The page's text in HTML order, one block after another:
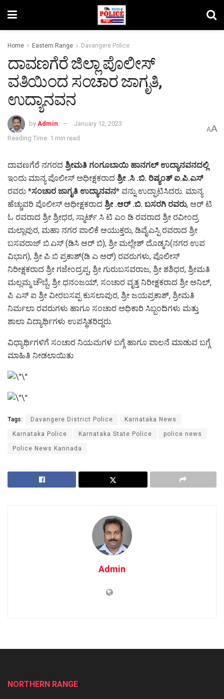
Home Eastern Range Davangere Police
ದಾವಣಗೆರೆ ಜಿಲ್ಲಾ ಪೊಲೀಸ್
ವತಿಯಿಂದ ಸಂಚಾರ ಜಾಗೃತಿ,
ಉದ್ಯಾನವನ
by Admin
January 12, 2023
Reading Time: 1 min read
AA
ದಾವಣಗೆರೆ ನಗರದ ಶ್ರೀಮತಿ ಗಂಗೂಬಾಯಿ ಹಾನಗಲ್ ಉದ್ಯಾನವನದಲ್ಲಿ
ಇಂದು ಮಾನ್ಯ ಪೊಲೀಸ್ ಅಧೀಕ್ಷಕರಾದ ಶ್ರೀ .ಸಿ .ಬಿ. ರಿಷ್ಯಂತ್ ಐ.ಪಿ.ಎಸ್
ರವರು *ಸಂಚಾರ ಜಾಗೃತಿ ಉದ್ಯಾನವನ* ವನ್ನು ಉದ್ಘಾಟಿಸಿದರು. ಮಾನ್ಯ
ಹೆಚ್ಚುವರಿ ಪೊಲೀಸ್ ಅಧೀಕ್ಷಕರಾದ ಶ್ರೀ .ಆರ್ .ಬಿ. ಬಸರಗಿ ರವರು, ಆರ್ ಟಿ
ಓ ರವರಾದ ಶ್ರೀ ಶ್ರೀಧರ, ಸ್ಮಾರ್ಟ್ ಸಿ ಟಿ ಎಂ ಡಿ ರವರಾದ ಶ್ರೀ ರವೀಂದ್ರ
ಮಲ್ಲಾಪುರ, ಮಹಾ ನಗರ ಪಾಲಿಕೆ ಆಯುಕ್ತರು, ಡಿವೈಎಸ್ಪಿ ರವರಾದ ಶ್ರೀ
ಬಸವರಾಜ್ ಬಿ.ಎಸ್ (ಡಿಸಿ ಆರ್ ಬಿ), ಶ್ರೀ ಮಲ್ಲೇಶ್ ದೊಡ್ಮನಿ(ನಗರ ಉಪ
ವಿಭಾಗ), ಶ್ರೀ ಪಿ ಬಿ ಪ್ರಕಾಶ್(ಡಿ ಎ ಅರ್) ರವರುಗಳು, ಪೊಲೀಸ್
ನಿರೀಕ್ಷಕರಾದ ಶ್ರೀ ಗಜೇಂದ್ರಪ್ಪ, ಶ್ರೀ ಗುರುಬಸವರಾಜ, ಶ್ರೀ ಶಶಿಧರ, ಶ್ರೀಮತಿ
ಮಲ್ಲಮ್ಮ ಚೌಬ್ಬೆ, ಶ್ರೀ ಧನಂಜಯ್, ಸಂಚಾರ ವೃತ್ತ ನಿರೀಕ್ಷಕರಾದ ಶ್ರೀ ಅನಿಲ್,
ಪಿ ಎಸ್ ಐ ಶ್ರೀ ವೀರಬಸಪ್ಪ ಕುಸಲಾಪುರ, ಶ್ರೀ ಜಯಪ್ರಕಾಶ್, ಶ್ರೀಮತಿ
ನಿರ್ಮಲಾ ರವರುಗಳು ಹಾಗೂ ಸಂಚಾರ ಅಧಿಕಾರಿ ಸಿಬ್ಬಂದಿಗಳು ಮತ್ತು
ಶಾಲಾ ವಿದ್ಯಾರ್ಥಿಗಳು ಉಪಸ್ಥಿತರಿದ್ದರು.
ವಿಧ್ಯಾರ್ಥಿಗಳಿಗೆ ಸಂಚಾರ ನಿಯಮಗಳ ಬಗ್ಗೆ ಹಾಗೂ ಪಾಲನೆ ಮಾಡುವ ಬಗ್ಗೆ
ಮಾಹಿತಿ ನೀಡಲಾಯಿತು
Tags: Davangere District Police Karnataka News
Karnataka Police Karnataka State Police police news
Police News Kannada
Admin
NORTHERN RANGE